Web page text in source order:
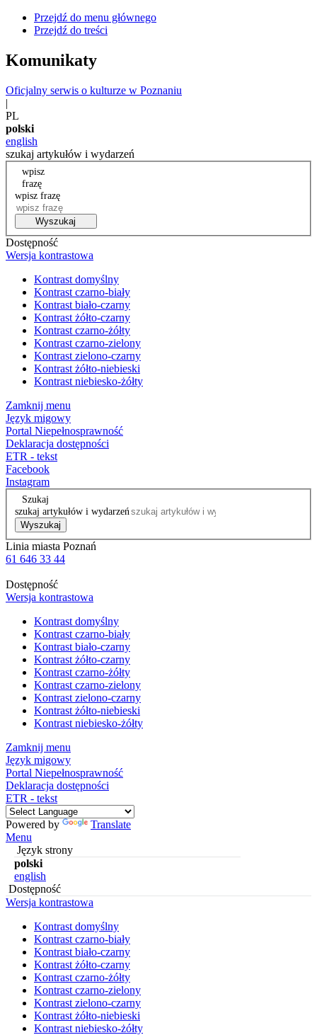
Przejdź do menu głównego
Przejdź do treści
Komunikaty
Oficjalny serwis o kulturze w Poznaniu
|
PL
polski
english
szukaj artykułów i wydarzeń
wpisz
frazę
wpisz frazę
Wyszukaj
Dostępność
Wersja kontrastowa
Kontrast domyślny
Kontrast czarno-biały
Kontrast biało-czarny
Kontrast żółto-czarny
Kontrast czarno-żółty
Kontrast czarno-zielony
Kontrast zielono-czarny
Kontrast żółto-niebieski
Kontrast niebiesko-żółty
Zamknij menu
Język migowy
Portal Niepełnosprawność
Deklaracja dostępności
ETR - tekst
Facebook
Instagram
Szukaj
szukaj artykułów i wydarzeń
Wyszukaj
Linia miasta Poznań
61 646 33 44
Dostępność
Wersja kontrastowa
Kontrast domyślny
Kontrast czarno-biały
Kontrast biało-czarny
Kontrast żółto-czarny
Kontrast czarno-żółty
Kontrast czarno-zielony
Kontrast zielono-czarny
Kontrast żółto-niebieski
Kontrast niebiesko-żółty
Zamknij menu
Język migowy
Portal Niepełnosprawność
Deklaracja dostępności
ETR - tekst
Powered by
Translate
Menu
Język strony
polski
english
Dostępność
Wersja kontrastowa
Kontrast domyślny
Kontrast czarno-biały
Kontrast biało-czarny
Kontrast żółto-czarny
Kontrast czarno-żółty
Kontrast czarno-zielony
Kontrast zielono-czarny
Kontrast żółto-niebieski
Kontrast niebiesko-żółty